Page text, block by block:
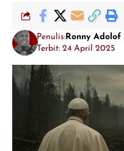
Penulis:Ronny Adolof
Terbit: 24 April 2025